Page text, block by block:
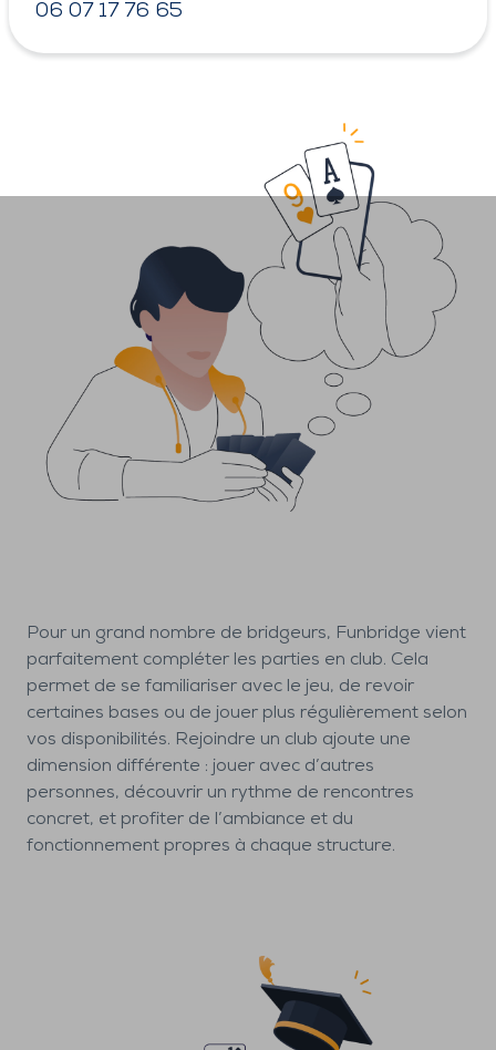
06 07 17 76 65
Pour un grand nombre de bridgeurs, Funbridge vient
parfaitement compléter les parties en club. Cela
permet de se familiariser avec le jeu, de revoir
certaines bases ou de jouer plus régulièrement selon
vos disponibilités. Rejoindre un club ajoute une
dimension différente : jouer avec d’autres
personnes, découvrir un rythme de rencontres
concret, et profiter de l’ambiance et du
fonctionnement propres à chaque structure.